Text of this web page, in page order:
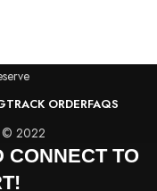
TRACK ORDERFAQS
© 2022
CONNECT TO